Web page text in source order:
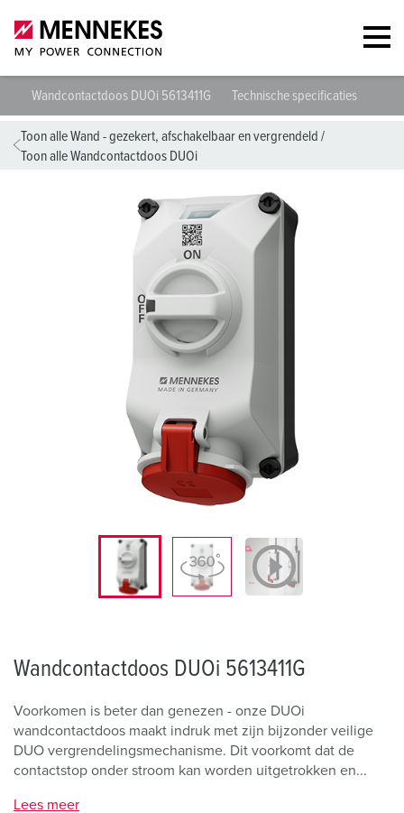
Wandcontactdoos DUOi 5613411G Technische specificaties
Toon alle Wand - gezekert, afschakelbaar en vergrendeld /
Toon alle Wandcontactdoos DUOi
Wandcontactdoos DUOi 5613411G
Voorkomen is beter dan genezen - onze DUOi
wandcontactdoos maakt indruk met zijn bijzonder veilige
DUO vergrendelingsmechanisme. Dit voorkomt dat de
contactstop onder stroom kan worden uitgetrokken en...
Lees meer